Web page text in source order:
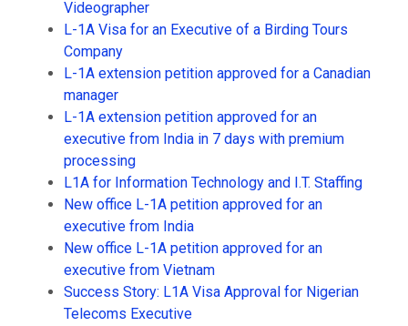
Videographer
L-1A Visa for an Executive of a Birding Tours
Company
L-1A extension petition approved for a Canadian
manager
L-1A extension petition approved for an
executive from India in 7 days with premium
processing
L1A for Information Technology and I.T. Staffing
New office L-1A petition approved for an
executive from India
New office L-1A petition approved for an
executive from Vietnam
Success Story: L1A Visa Approval for Nigerian
Telecoms Executive